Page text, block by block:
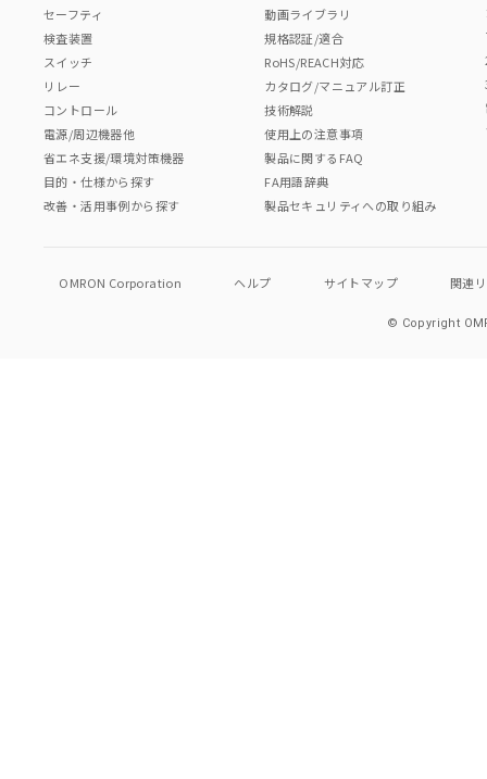
セーフティ
検査装置
スイッチ
リレー
コントロール
電源/周辺機器他
省エネ支援/環境対策機器
目的・仕様から探す
改善・活用事例から探す
動画ライブラリ
規格認証/適合
RoHS/REACH対応
カタログ/マニュアル訂正
技術解説
使用上の注意事項
製品に関するFAQ
FA用語辞典
製品セキュリティへの取り組み
OMRON Corporation ヘルプ サイトマップ 関連
© Copyright